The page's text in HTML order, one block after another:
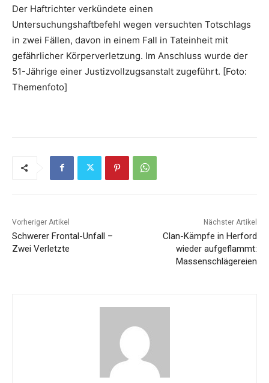
Der Haftrichter verkündete einen
Untersuchungshaftbefehl wegen versuchten Totschlags
in zwei Fällen, davon in einem Fall in Tateinheit mit
gefährlicher Körperverletzung. Im Anschluss wurde der
51-Jährige einer Justizvollzugsanstalt zugeführt. [Foto:
Themenfoto]
Vorheriger Artikel
Schwerer Frontal-Unfall –
Zwei Verletzte
Nächster Artikel
Clan-Kämpfe in Herford
wieder aufgeflammt:
Massenschlägereien